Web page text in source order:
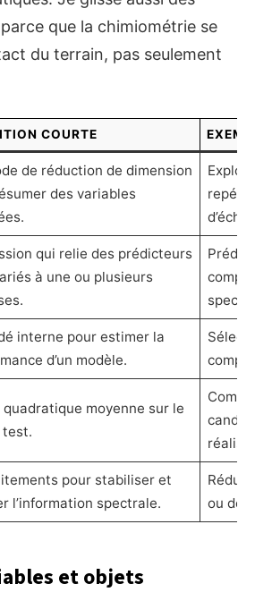
que la chimiométrie se
du terrain, pas seulement
COURTE
de réduction de dimension
des variables
qui relie des prédicteurs
à une ou plusieurs
interne pour estimer la
d’un modèle.
quadratique moyenne sur le
test.
pour stabiliser et
l’information spectrale.
ou de
et objets